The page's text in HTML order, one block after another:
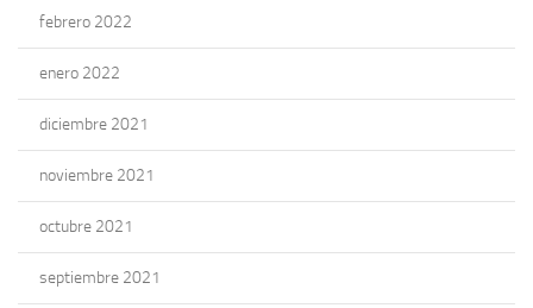
febrero 2022
enero 2022
diciembre 2021
noviembre 2021
octubre 2021
septiembre 2021